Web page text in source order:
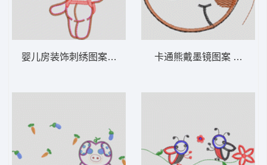
婴儿房装饰刺绣图案 卡通童装章标贴布 卡通熊戴墨镜